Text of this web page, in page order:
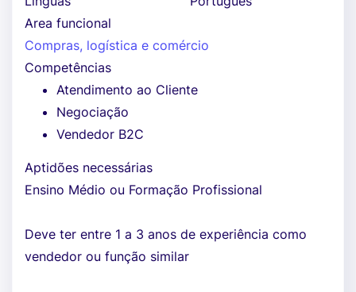
Area funcional
Compras, logística e comércio
Competências
Atendimento ao Cliente
Negociação
Vendedor B2C
Aptidões necessárias
Ensino Médio ou Formação Profissional
Deve ter entre 1 a 3 anos de experiência como
vendedor ou função similar